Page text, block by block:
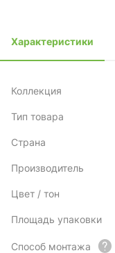
Характеристики
Коллекция
Тип товара
Страна
Производитель
Цвет / тон
Площадь упаковки
Способ монтажа